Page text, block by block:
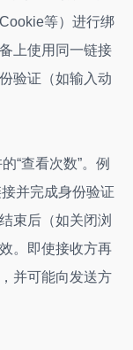
等）进行绑
上使用同一链接
验证（如输入动
“查看次数”。例
并完成身份验证
束后（如关闭浏
。即使接收方再
并可能向发送方